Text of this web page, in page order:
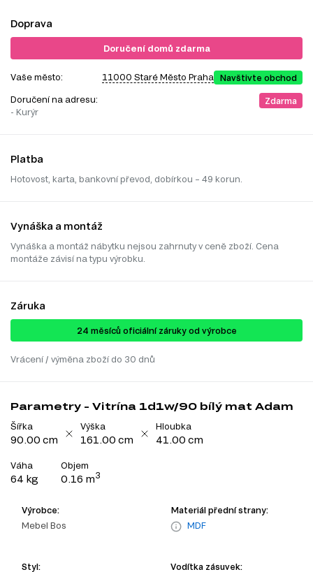
Doprava
Doručení domů zdarma
Vaše město: 11000 Staré Město Praha Navštivte obchod
Doručení na adresu:
- Kurýr
Zdarma
Platba
Hotovost, karta, bankovní převod, dobírkou – 49 korun.
Vynáška a montáž
Vynáška a montáž nábytku nejsou zahrnuty v ceně zboží. Cena
montáže závisí na typu výrobku.
Záruka
24 ​​​​měsíců oficiální záruky od výrobce
Vrácení / výměna zboží do 30 dnů
Parametry - Vitrína 1d1w/90 bílý mat Adam
Šířka
90.00 cm
Výška
161.00 cm
Hloubka
41.00 cm
Váha
64 kg
Objem
0.16 m3
Výrobce:
Mebel Bos
Materiál přední strany:
MDF
Styl:
Vodítka zásuvek: